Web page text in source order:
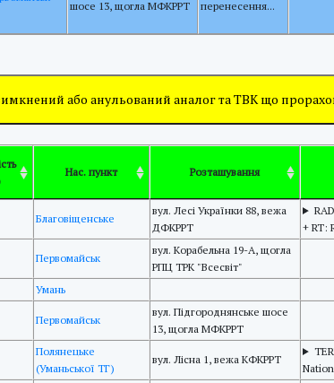
шосе 13, щогла МФКРРТ
перенесення...
або анульований аналог та ТВК що
Нас. пункт Розташування
Благовіщенське
вул. Лесі Українки 88, вежа
ДФКРРТ
+ RT:
Первомайськ
вул. Корабельна 19-А, щогла
РПЦ ТРК "Всесвіт"
Умань
Первомайськ
вул. Підгороднянське шосе
13, щогла МФКРРТ
Полянецьке
(Уманьської ТГ)
вул. Лісна 1, вежа КФКРРТ